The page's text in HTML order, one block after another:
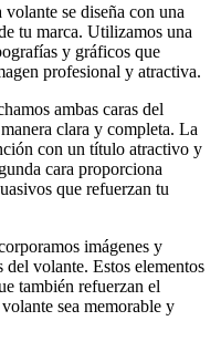
volante se diseña con una
tu marca. Utilizamos una
y gráficos que
profesional y atractiva.
ambas caras del
clara y completa. La
con un título atractivo y
cara proporciona
que refuerzan tu
imágenes y
del volante. Estos elementos
también refuerzan el
sea memorable y